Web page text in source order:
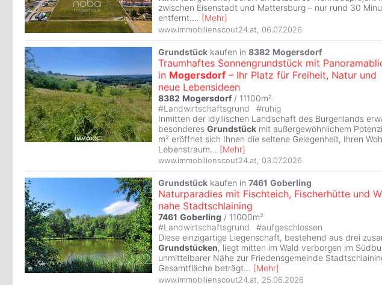
zwischen Eisenstadt und Mattersburg – nur rund 30
entfernt.... [Mehr]
www.immobilienscout24.at 06.07.2026
Grundstück kaufen in 8382 Mogersdorf
Traumhaftes Sonnengrundstück mit
in Mogersdorf – Ihr Platz für Freiheit, Natur und
neue Lebensideen
8382 Mogersdorf / 11100m²
#Landwirtschaftsgrund #ruhig
Inmitten der idyllischen Landschaft des Burgenlands
besonderes Grundstück mit außergewöhnlichem
m² eröffnet sich Ihnen die seltene Gelegenheit, Ihren
Lebenstraum... [Mehr]
www.immobilienscout24.at 03.07.2026
Grundstück kaufen in 7461 Goberling
Naturparadies mit Fischteich, Fischerhütte und
nahe Stadtschlaining
7461 Goberling / 11000m²
#Landwirtschaftsgrund #aufgeschlossen
Diese einzigartige Liegenschaft, bestehend aus drei
Grundstücken, liegt mitten im Wald verborgen im
unmittelbarer Nähe zur Friedensgemeinde
Gesamtfläche beträgt... [Mehr]
www.immobilienscout24.at 25.06.2026